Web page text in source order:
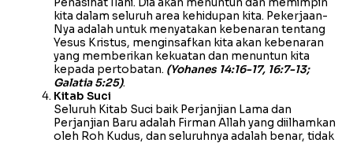
Penasihat Ilahi. Dia akan menuntun dan memimpin
kita dalam seluruh area kehidupan kita. Pekerjaan-
Nya adalah untuk menyatakan kebenaran tentang
Yesus Kristus, menginsafkan kita akan kebenaran
yang memberikan kekuatan dan menuntun kita
kepada pertobatan. (Yohanes 14:16-17, 16:7-13;
Galatia 5:25).
Kitab Suci
Seluruh Kitab Suci baik Perjanjian Lama dan
Perjanjian Baru adalah Firman Allah yang diilhamkan
oleh Roh Kudus, dan seluruhnya adalah benar, tidak